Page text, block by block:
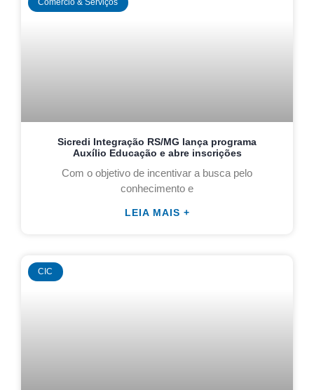
Comércio & Serviços
Sicredi Integração RS/MG lança programa
Auxílio Educação e abre inscrições
Com o objetivo de incentivar a busca pelo
conhecimento e
LEIA MAIS +
CIC